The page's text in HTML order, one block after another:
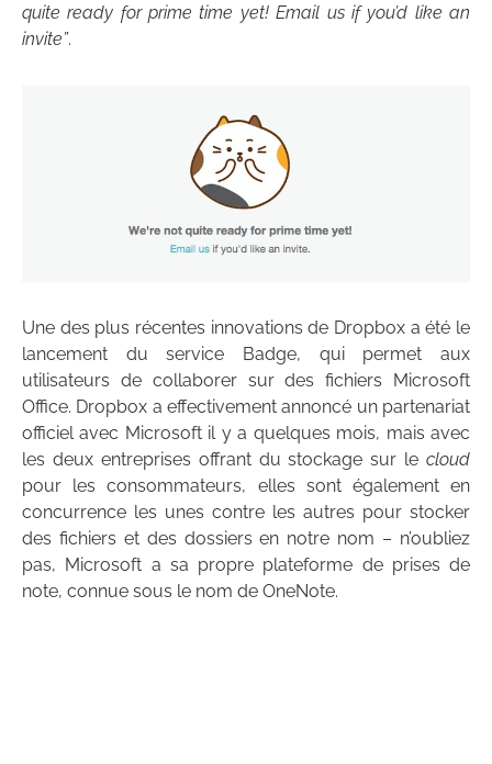
quite ready for prime time yet! Email us if you’d like an
invite”.
Une des plus récentes innovations de Dropbox a été le
lancement du service Badge, qui permet aux
utilisateurs de collaborer sur des fichiers Microsoft
Office. Dropbox a effectivement annoncé un partenariat
officiel avec Microsoft il y a quelques mois, mais avec
les deux entreprises offrant du stockage sur le cloud
pour les consommateurs, elles sont également en
concurrence les unes contre les autres pour stocker
des fichiers et des dossiers en notre nom – n’oubliez
pas, Microsoft a sa propre plateforme de prises de
note, connue sous le nom de OneNote.